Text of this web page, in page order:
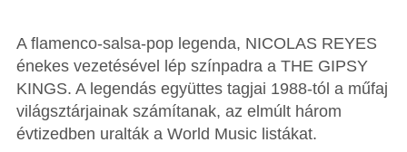
A flamenco-salsa-pop legenda, NICOLAS REYES
énekes vezetésével lép színpadra a THE GIPSY
KINGS. A legendás együttes tagjai 1988-tól a műfaj
világsztárjainak számítanak, az elmúlt három
évtizedben uralták a World Music listákat.